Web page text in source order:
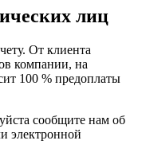
лиц
От клиента
компании, на
100 % предоплаты
сообщите нам об
электронной